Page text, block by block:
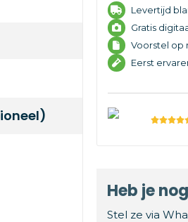
Levertijd
Gratis
Voorstel op
Eerst
Heb je
Stel ze via